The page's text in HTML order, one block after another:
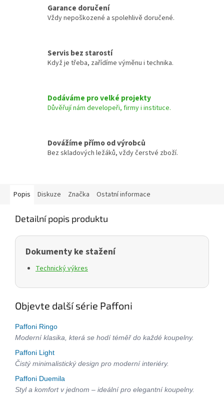
Garance doručení
Vždy nepoškozené a spolehlivě doručené.
Servis bez starostí
Když je třeba, zařídíme výměnu i technika.
Dodáváme pro velké projekty
Důvěřují nám developeři, firmy i instituce.
Dovážíme přímo od výrobců
Bez skladových ležáků, vždy čerstvé zboží.
Popis Diskuze Značka Ostatní informace
Detailní popis produktu
Dokumenty ke stažení
Technický výkres
Objevte další série Paffoni
Paffoni Ringo
Moderní klasika, která se hodí téměř do každé koupelny.
Paffoni Light
Čistý minimalistický design pro moderní interiéry.
Paffoni Duemila
Styl a komfort v jednom – ideální pro elegantní koupelny.